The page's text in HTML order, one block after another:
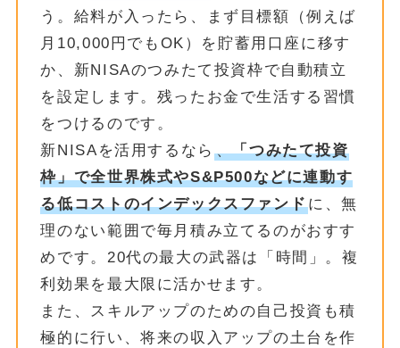
う。給料が入ったら、まず目標額（例えば
月10,000円でもOK）を貯蓄用口座に移す
か、新NISAのつみたて投資枠で自動積立
を設定します。残ったお金で生活する習慣
をつけるのです。
新NISAを活用するなら 、「つみたて投資
枠」で全世界株式やS&P500などに連動す
る低コストのインデックスファンドに、無
理のない範囲で毎月積み立てるのがおすす
めです。20代の最大の武器は「時間」。複
利効果を最大限に活かせます。
また、スキルアップのための自己投資も積
極的に行い、将来の収入アップの土台を作